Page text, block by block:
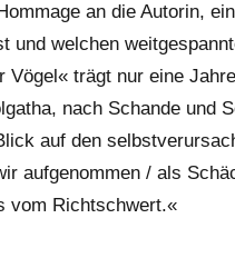
an die Autorin,
und welchen
Vögel« trägt nur eine
nach Schande und
auf den
aufgenommen / als
vom Richtschwert.«